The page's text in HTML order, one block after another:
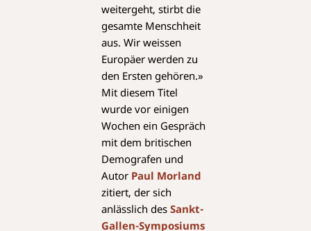
weitergeht, stirbt die
gesamte Menschheit
aus. Wir weissen
Europäer werden zu
den Ersten gehören.»
Mit diesem Titel
wurde vor einigen
Wochen ein Gespräch
mit dem britischen
Demografen und
Autor Paul Morland
zitiert, der sich
anlässlich desSankt-
Gallen-Symposiums